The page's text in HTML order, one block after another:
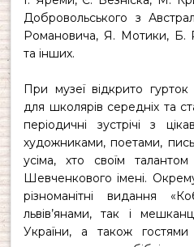
Добровольського з
Романовича, Я. Мотики, Б.
та інших.
При музеї відкрито гурток
для школярів середніх та
періодичні зустрічі з
художниками, поетами,
усіма, хто своїм
Шевченкового імені.
різноманітні видання
львів’янами, так і
України, а також